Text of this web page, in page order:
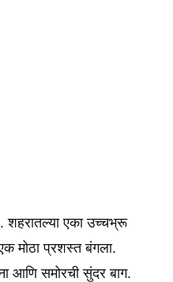
शहरातल्या एका उच्चभ्रू
मोठा प्रशस्त बंगला.
आणि समोरची सुंदर बाग.